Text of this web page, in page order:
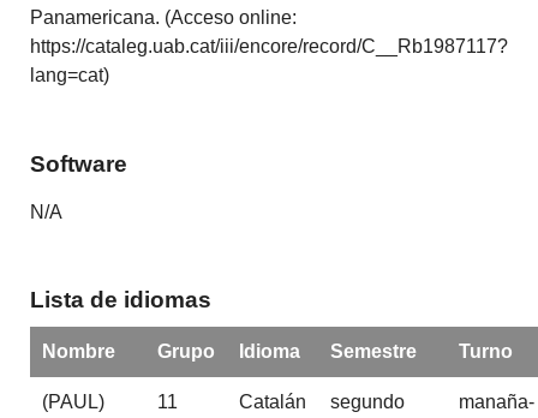
Panamericana. (Acceso online:
https://cataleg.uab.cat/iii/encore/record/C__Rb1987117?
lang=cat)
Software
N/A
Lista de idiomas
Nombre Grupo Idioma Semestre Turno
(PAUL)
11 Catalán
segundo
manaña-